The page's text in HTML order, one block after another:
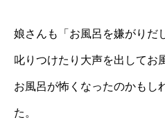
娘さんも「お風呂を嫌がりだ
叱りつけたり大声を出してお
お風呂が怖くなったのかもし
た。